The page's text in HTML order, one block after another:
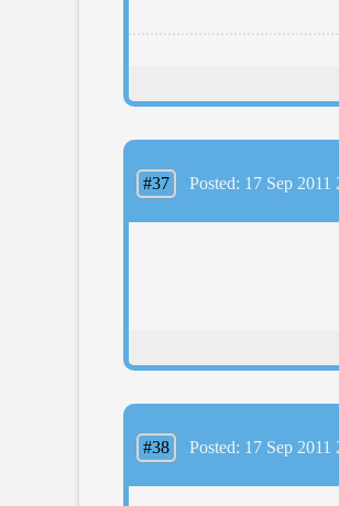
#37 Posted: 17 Sep 2011
#38 Posted: 17 Sep 2011